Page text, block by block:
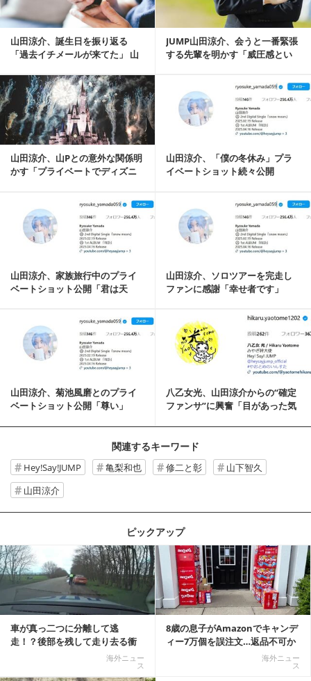
山田涼介、誕生日を振り返る
「過去イチメールが来てた」 山
JUMP山田涼介、会うと一番緊張
する先輩を明かす「威圧感とい
山田涼介、山Pとの意外な関係明
かす「プライベートでディズニ
山田涼介、「僕の冬休み」プラ
イベートショット続々公開
記事を読む
山田涼介、家族旅行中のプライ
ベートショット公開「君は天
山田涼介、ソロツアーを完走し
ファンに感謝「幸せ者です」
記事を読む
山田涼介、菊池風磨とのプライ
ベートショット公開「尊い」
八乙女光、山田涼介からの“確定
ファンサ”に興奮「目があった気
記事を読む
関連するキーワード
Hey!Say!JUMP 亀梨和也 修二と彰
山下智久
山田涼介
ピックアップ
車が真っ二つに分離して逃
走！？後部を残して走り去る衝
海外ニュー
ス
8歳の息子がAmazonでキャンデ
ィー7万個を誤注文…返品不可か
海外ニュー
ス
記事を読む